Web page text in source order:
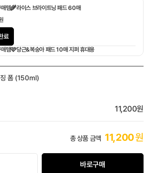
템🌾라이스 브라이트닝 패드 60매
료
템🩷당근&복숭아 패드 10매 지퍼 휴대용
징 폼 (150ml)
11,200원
총 상품 금액 11,200원
바로구매